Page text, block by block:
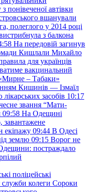
понівеченої автівки
вшанували
полеглого у 2014 році
з балкона
На передовій загинув
Кишлали Михайло
для українців
вакцинальний
– Табаки»
Кишинів — Ізмаїл
засобів 10:17
звання “Мати-
09:58 На Одещині
завантажене
екіпажу 09:44 В Одесі
землю 09:15 Ворог не
постраждало
поліцейські
служби колеги Сороки